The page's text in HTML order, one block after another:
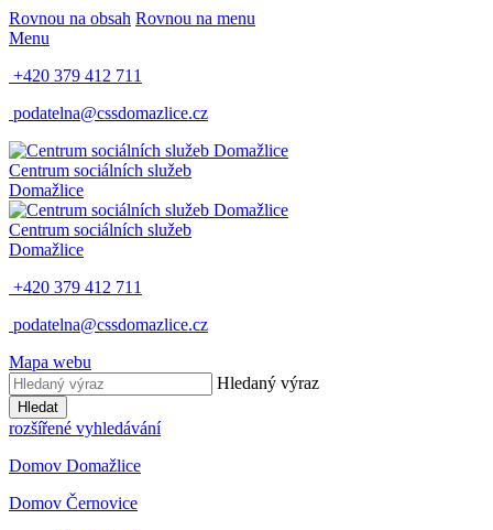
Rovnou na obsah Rovnou na menu
Menu
+420 379 412 711
podatelna@cssdomazlice.cz
Centrum sociálních služeb
Domažlice
Centrum sociálních služeb
Domažlice
+420 379 412 711
podatelna@cssdomazlice.cz
Mapa webu
Hledaný výraz
Hledat
rozšířené vyhledávání
Domov Domažlice
Domov Černovice